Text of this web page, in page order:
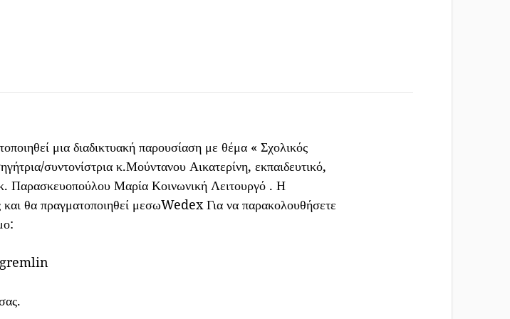
μια διαδικτυακή παρουσίαση με θέμα « Σχολικός
συντονίστρια κ.Μούντανου Αικατερίνη, εκπαιδευτικό,
Παρασκευοπούλου Μαρία Κοινωνική Λειτουργό . Η
και θα πραγματοποιηθεί μεσωWedex Για να παρακολουθήσετε